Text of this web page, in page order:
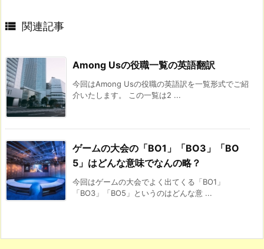
 関連記事
Among Usの役職一覧の英語翻訳
今回はAmong Usの役職の英語訳を一覧形式でご紹
介いたします。 この一覧は2 ...
ゲームの大会の「BO1」「BO3」「BO
5」はどんな意味でなんの略？
今回はゲームの大会でよく出てくる「BO1」
「BO3」「BO5」というのはどんな意 ...